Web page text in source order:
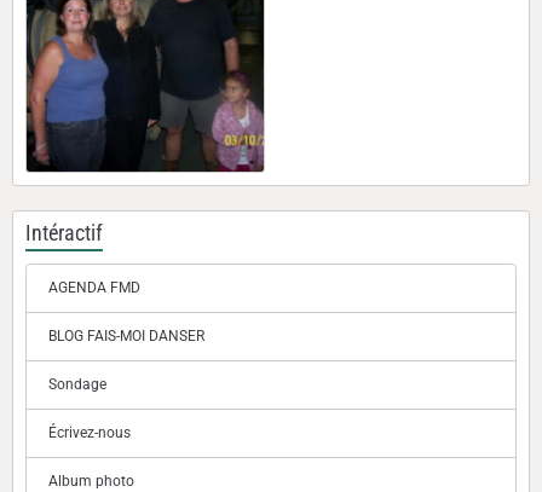
Intéractif
AGENDA FMD
BLOG FAIS-MOI DANSER
Sondage
Écrivez-nous
Album photo